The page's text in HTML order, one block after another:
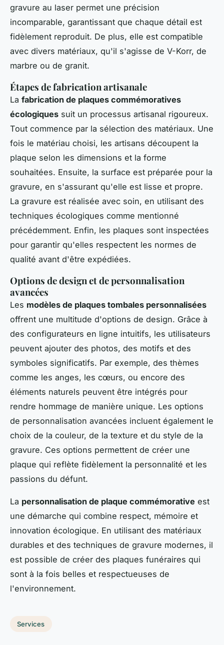
gravure au laser permet une précision
incomparable, garantissant que chaque détail est
fidèlement reproduit. De plus, elle est compatible
avec divers matériaux, qu'il s'agisse de V-Korr, de
marbre ou de granit.
Étapes de fabrication artisanale
La fabrication de plaques commémoratives
écologiques suit un processus artisanal rigoureux.
Tout commence par la sélection des matériaux. Une
fois le matériau choisi, les artisans découpent la
plaque selon les dimensions et la forme
souhaitées. Ensuite, la surface est préparée pour la
gravure, en s'assurant qu'elle est lisse et propre.
La gravure est réalisée avec soin, en utilisant des
techniques écologiques comme mentionné
précédemment. Enfin, les plaques sont inspectées
pour garantir qu'elles respectent les normes de
qualité avant d'être expédiées.
Options de design et de personnalisation
avancées
Les modèles de plaques tombales personnalisées
offrent une multitude d'options de design. Grâce à
des configurateurs en ligne intuitifs, les utilisateurs
peuvent ajouter des photos, des motifs et des
symboles significatifs. Par exemple, des thèmes
comme les anges, les cœurs, ou encore des
éléments naturels peuvent être intégrés pour
rendre hommage de manière unique. Les options
de personnalisation avancées incluent également le
choix de la couleur, de la texture et du style de la
gravure. Ces options permettent de créer une
plaque qui reflète fidèlement la personnalité et les
passions du défunt.
La personnalisation de plaque commémorative est
une démarche qui combine respect, mémoire et
innovation écologique. En utilisant des matériaux
durables et des techniques de gravure modernes, il
est possible de créer des plaques funéraires qui
sont à la fois belles et respectueuses de
l'environnement.
Services